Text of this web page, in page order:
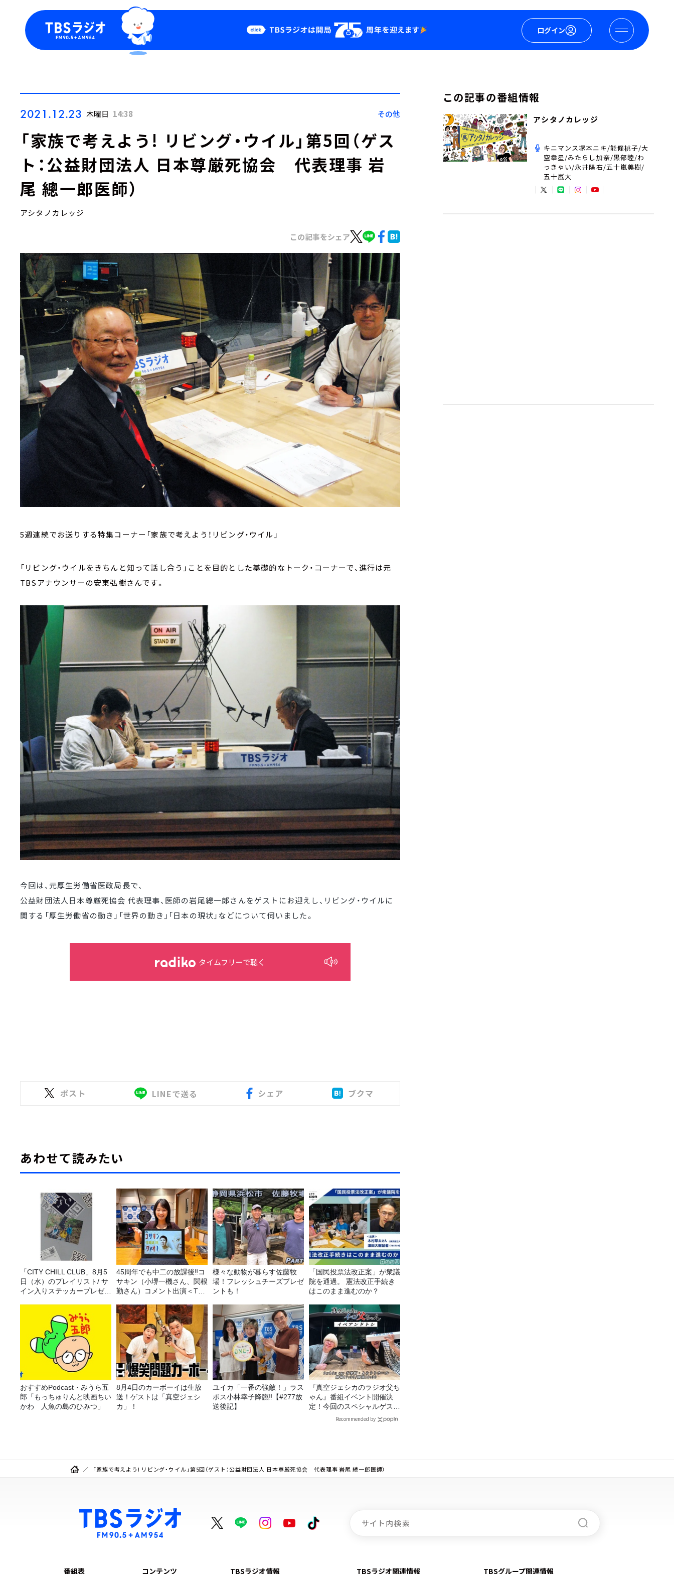
ログイン
Podcast
YouTube
2021.12.23 木曜日 14:38 その他
「家族で考えよう! リビング・ウイル」第5回（ゲス
ト：公益財団法人 日本尊厳死協会 代表理事 岩
尾 總一郎医師）
アシタノカレッジ
この記事をシェア
5週連続でお送りする特集コーナー「家族で考えよう！リビング・ウイル」
「リビング・ウイルをきちんと知って話し合う」ことを目的とした基礎的なトーク・コーナーで、進行は元
TBSアナウンサーの安東弘樹さんです。
今回は、元厚生労働省医政局長で、
公益財団法人日本尊厳死協会 代表理事、医師の岩尾總一郎さんをゲストにお迎えし、リビング・ウイルに
関する「厚生労働省の動き」「世界の動き」「日本の現状」などについて伺いました。
タイムフリーで聴く
ポスト LINEで送る シェア ブクマ
あわせて読みたい
「CITY CHILL CLUB」8月5
日（水）のプレイリスト/ サ
イン入りステッカープレゼン
45周年でも中二の放課後‼コ
サキン（小堺一機さん、関根
勤さん）コメント出演＜TBS
告＞
様々な動物が暮らす佐藤牧
場！フレッシュチーズプレゼ
ントも！
「国民投票法改正案」が衆議
院を通過。 憲法改正手続き
はこのまま進むのか？
おすすめPodcast・みうら五
郎「もっちゅりんと映画ちい
かわ 人魚の島のひみつ」
8月4日のカーボーイは生放
送！ゲストは「真空ジェシ
カ」！
ユイカ「一番の強敵！」ラス
ボス小林幸子降臨‼【#277放
送後記】
『真空ジェシカのラジオ父ち
ゃん』番組イベント開催決
定！今回のスペシャルゲスト
は、タカアンドトシ！
Recommended by
この記事の番組情報
アシタノカレッジ
キニマンス塚本ニキ/能條桃子/大
空幸星/みたらし加奈/黒部睦/わ
っきゃい/永井陽右/五十嵐美樹/
五十嵐大
「家族で考えよう! リビング・ウイル」第5回（ゲスト：公益財団法人 日本尊厳死協会 代表理事 岩尾 總一郎医師）
番組表 コンテンツ TBSラジオ情報 TBSラジオ関連情報 TBSグループ関連情報